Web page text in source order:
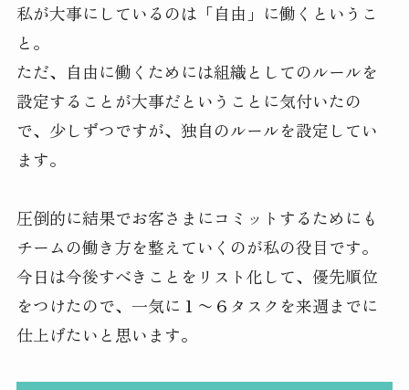
私が大事にしているのは「自由」に働くというこ
と。
ただ、自由に働くためには組織としてのルールを
設定することが大事だということに気付いたの
で、少しずつですが、独自のルールを設定してい
ます。
圧倒的に結果でお客さまにコミットするためにも
チームの働き方を整えていくのが私の役目です。
今日は今後すべきことをリスト化して、優先順位
をつけたので、一気に１〜６タスクを来週までに
仕上げたいと思います。